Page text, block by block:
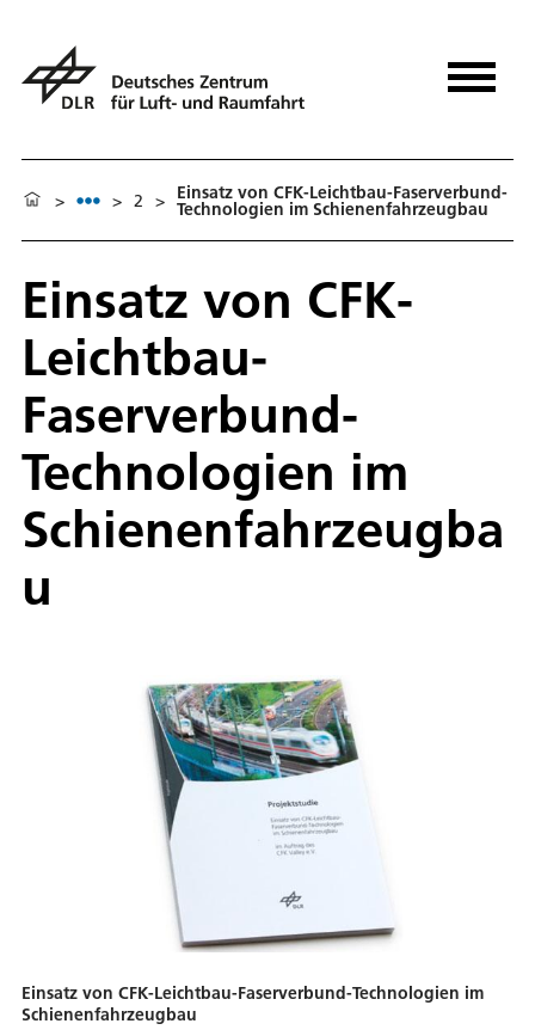
> > 2 > Einsatz von CFK-Leichtbau-Faserverbund-
Technologien im Schienenfahrzeugbau
Einsatz von CFK-
Leichtbau-
Faserverbund-
Technologien im
Schienenfahrzeugba
u
Einsatz von CFK-Leichtbau-Faserverbund-Technologien im
Schienenfahrzeugbau